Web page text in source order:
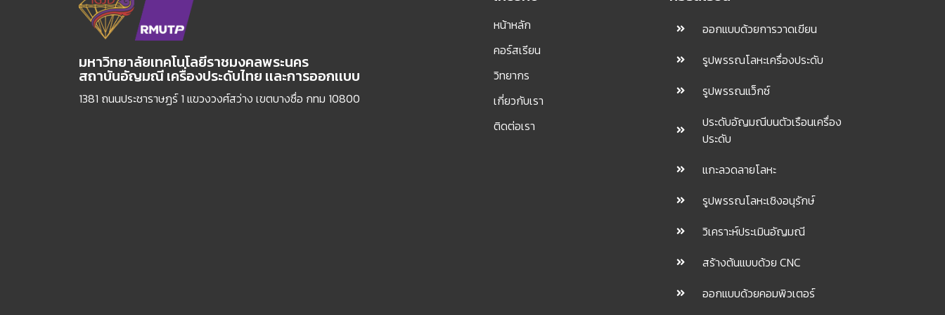
มหาวิทยาลัยเทคโนโลยีราชมงคลพระนคร
สถาบันอัญมณี เครื่องประดับไทย เเละการออกเเบบ
1381 ถนนประชาราษฏร์ 1 แขวงวงศ์สว่าง เขตบางซื่อ กทม 10800
หน้าหลัก
คอร์สเรียน
วิทยากร
เกี่ยวกับเรา
ติดต่อเรา
ออกแบบด้วยการวาดเขียน
รูปพรรณโลหะเครื่องประดับ
รูปพรรณแว็กซ์
ประดับอัญมณีบนตัวเรือนเครื่อง
ประดับ
แกะลวดลายโลหะ
รูปพรรณโลหะเชิงอนุรักษ์
วิเคราะห์ประเมินอัญมณี
สร้างต้นแบบด้วย CNC
ออกแบบด้วยคอมพิวเตอร์